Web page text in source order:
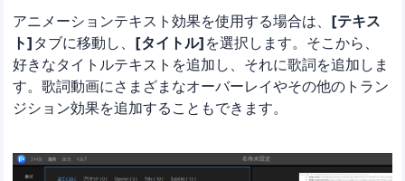
アニメーションテキスト効果を使用する場合は、 [テキス
ト] タブに移動し、 [タイトル] を選択します。そこから、
好きなタイトルテキストを追加し、それに歌詞を追加しま
す。歌詞動画にさまざまなオーバーレイやその他のトラン
ジション効果を追加することもできます。